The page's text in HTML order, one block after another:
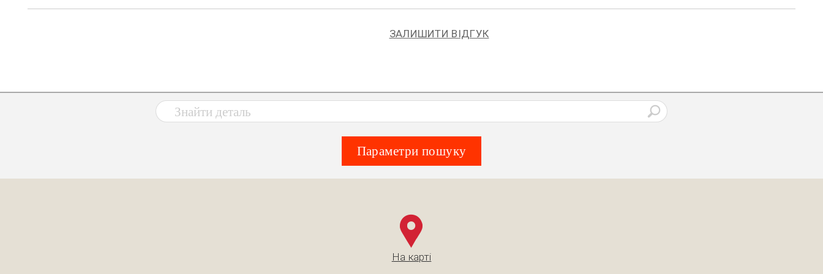
ЗАЛИШИТИ ВІДГУК
Параметри пошуку
На карті